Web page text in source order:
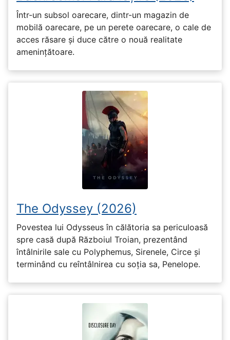
Într-un subsol oarecare, dintr-un magazin de
mobilă oarecare, pe un perete oarecare, o cale de
acces răsare și duce către o nouă realitate
amenințătoare.
The Odyssey (2026)
Povestea lui Odysseus în călătoria sa periculoasă
spre casă după Războiul Troian, prezentând
întâlnirile sale cu Polyphemus, Sirenele, Circe și
terminând cu reîntâlnirea cu soția sa, Penelope.